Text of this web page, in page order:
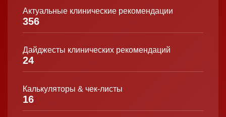
Актуальные клинические рекомендации
356
Дайджесты клинических рекомендаций
24
Калькуляторы & чек-листы
16